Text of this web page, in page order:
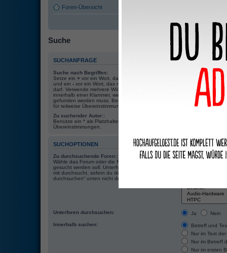
Foren-Übersicht
Suche
SUCHANFRAGE
Suche nach Begriffen:
Setze ein + vor ein Wort, das gefunden werden muss
und ein - vor ein Wort, das nicht gefunden werden
darf. Verwende mehrere Wörter getrennt durch
innerhalb einer Klammer, wenn nur eines der Wörter
gefunden werden muss. Benutze ein * als Platzhalter
für teilweise Übereinstimmungen.
Nach allen
Nach einem
Zu suchender Autor::
Benutze ein * als Platzhalter für teilweise
Übereinstimmungen.
SUCHOPTIONEN
Zu durchsuchende Foren::
Wähle das Forum oder die Foren aus, in denen
gesucht werden soll. Unterforen werden automatisch
mit durchsucht, sofern du die Option „Unterforen
durchsuchen“ unten nicht deaktivierst.
Unterforen durchsuchen: Ja
Nein
Innerhalb suchen:
Betreff und
Nur im Text
Nur im Betreff
Nur im ersten